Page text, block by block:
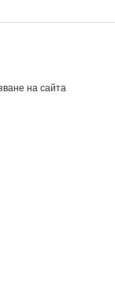
на сайта